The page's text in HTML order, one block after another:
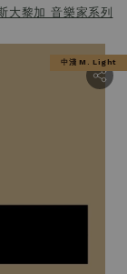
大黎加 音樂家系列
中淺 M. Light